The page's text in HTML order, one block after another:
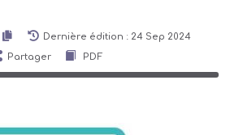
Dernière édition : 24 Sep 2024
Partager
PDF